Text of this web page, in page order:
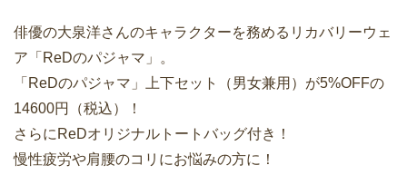
俳優の大泉洋さんのキャラクターを務めるリカバリーウェ
ア「ReDのパジャマ」。
「ReDのパジャマ」上下セット（男女兼用）が5%OFFの
14600円（税込）！
さらにReDオリジナルトートバッグ付き！
慢性疲労や肩腰のコリにお悩みの方に！